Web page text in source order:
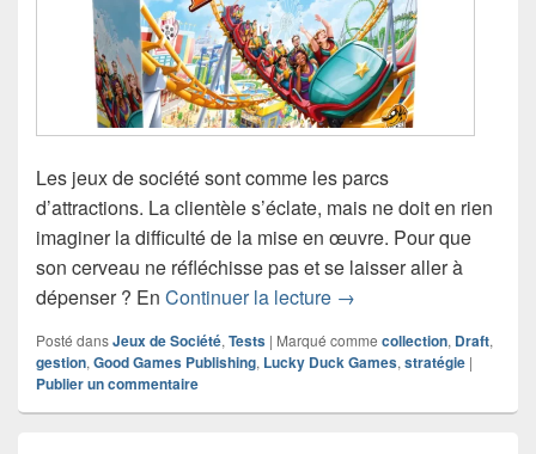
Les jeux de société sont comme les parcs
d’attractions. La clientèle s’éclate, mais ne doit en rien
imaginer la difficulté de la mise en œuvre. Pour que
son cerveau ne réfléchisse pas et se laisser aller à
dépenser ? En Continuer la lecture Chronique jeu de
→
Posté dansJeux de Société, Tests | Marqué comme collection, Draft,
gestion, Good Games Publishing, Lucky Duck Games, stratégie |
Publier un commentaire